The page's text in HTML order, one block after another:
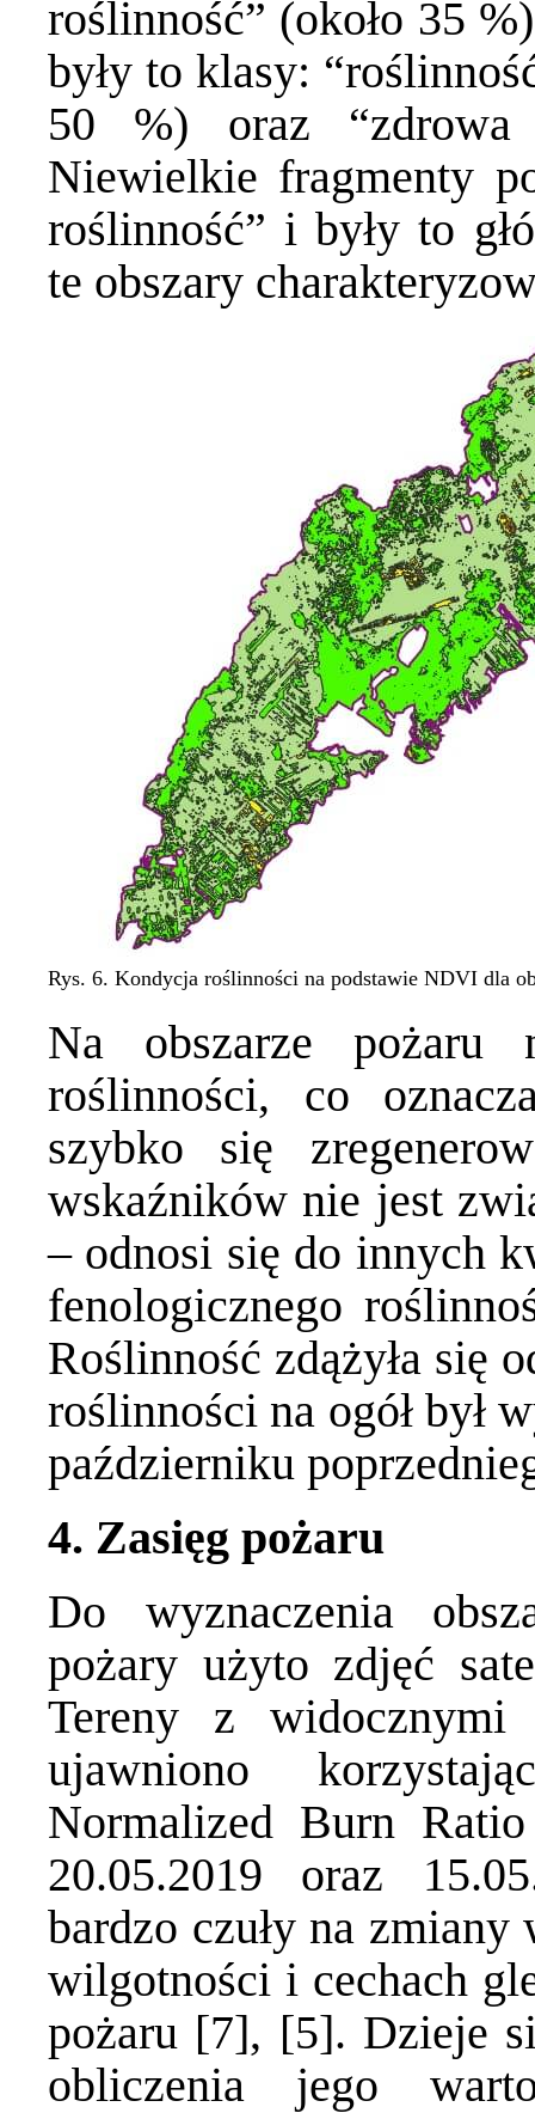
roślinność” (około 35
były to klasy:
50 %) oraz “zdrowa
Niewielkie fragmenty
roślinność” i były to
te obszary
Rys. 6. Kondycja roślinności na podstawie NDVI dla
Na obszarze pożaru
roślinności, co
szybko się
wskaźników nie jest
– odnosi się do innych
fenologicznego
Roślinność zdążyła się
roślinności na ogół był
październiku
4. Zasięg pożaru
Do wyznaczenia
pożary użyto zdjęć
Tereny z widocznymi
ujawniono
Normalized Burn
20.05.2019 oraz
bardzo czuły na
wilgotności i cechach
pożaru [7], [5]. Dzieje
obliczenia jego